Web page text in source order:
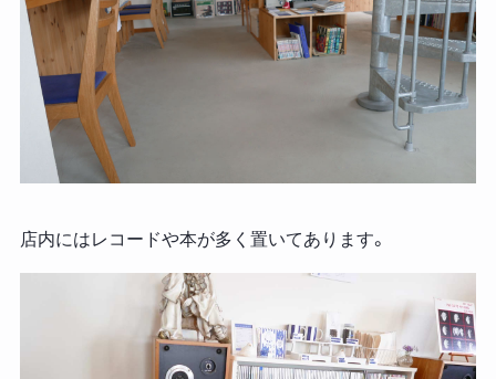
店内にはレコードや本が多く置いてあります。